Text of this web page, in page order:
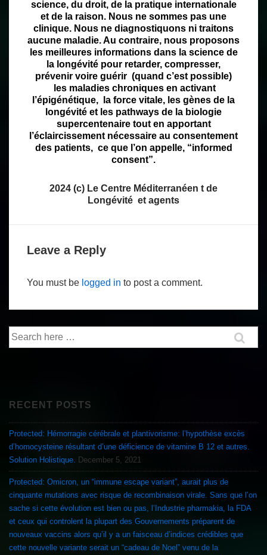
science, du droit, de la pratique internationale
et de la raison. Nous ne sommes pas une
clinique. Nous ne diagnostiquons ni traitons
aucune maladie. Au contraire, nous proposons
les meilleures informations dans la science de
la longévité pour retarder, compresser,
prévenir voire guérir (quand c’est possible)
les maladies chroniques en activant
l’épigénétique, la force vitale, les gènes de la
longévité et les pathways de la biologie
supercentenaire tout en apportant
l’éclaircissement nécessaire au consentement
des patients, ce que l’on appelle, “informed
consent”.
2024 (c) Le Centre Méditerranéen t de
Longévité et agents
Leave a Reply
You must be logged in to post a comment.
Search
for:
RECENT POSTS
Protected: Hémorragie cérébrale et plantivorisme: l’hypothèse excès
d’homocysteine résultant d’une déficience de vitamine B 12 et autres.
Solution Holistique. December 5, 2021
Protected: Omicron, un “immune escape variant”, aurait plus de
cinquante mutations avec risque de recombinaison virale. Sans que l’on
sache si cette évolution est bien ou pas, l’Industrie pharmakia, la FDA
et ceux qui controlent la plupart des Gouvernements préparent de
nouveaux vaccins alors qu’il y a un faisceau d’indices crédibles que
cette nouvelle variante serait un “cadeau de Noel” venu de la